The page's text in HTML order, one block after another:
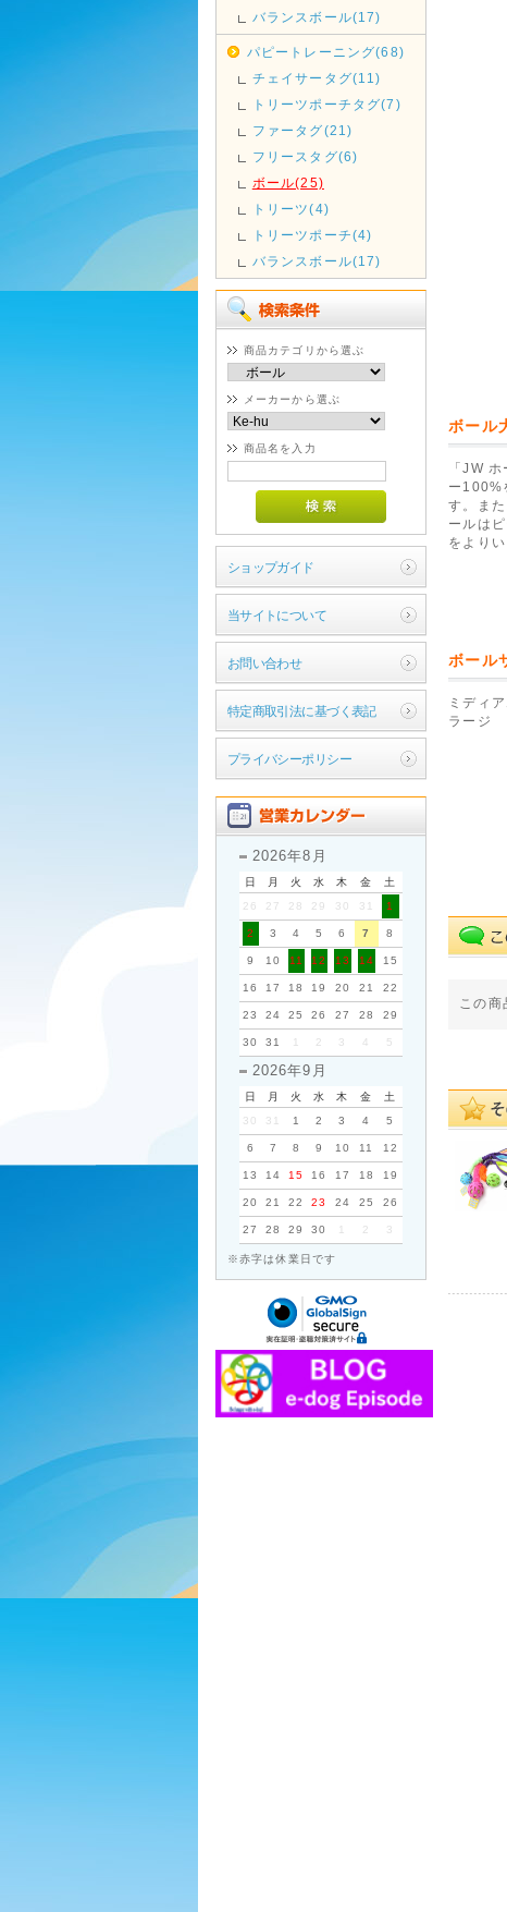
バランスボール(17)
パピートレーニング(68)
チェイサータグ(11)
トリーツポーチタグ(7)
ファータグ(21)
フリースタグ(6)
ボール(25)
トリーツ(4)
トリーツポーチ(4)
バランスボール(17)
商品カテゴリから選ぶ
メーカーから選ぶ
商品名を入力
ショップガイド
当サイトについて
お問い合わせ
特定商取引法に基づく表記
プライバシーポリシー
2026年8月
日 月 火 水 木 金
土
26
27 28 29 30 31 1
2 3 4 5 6 7 8
9 10 11 12 13 14 15
16 17 18 19 20 21 22
23 24 25 26 27 28 29
30 31 1 2 3 4 5
2026年9月
日 月 火 水 木 金
土
30
31 1 2 3 4 5
6 7 8 9 10 11 12
13 14 15 16 17 18 19
20 21 22 23 24 25 26
27 28 29 30 1 2 3
※赤字は休業日です
ボール
「JW
ー100%
す。ま
ールは
をより
ボール
ミディ
ラー
この商